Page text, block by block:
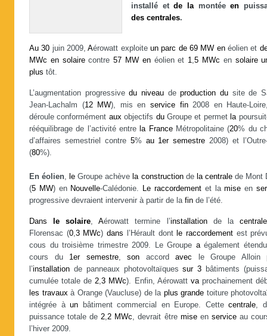
installé etde lamontéeen
des centrales.
Au 30 juin 2009,Aérowatt exploiteun parc de 69 MW enéolien et
MWc en solairecontre57 MW enéolien et 1,5 MWc en solaire
plus tôt.
L’augmentation progressivedu niveau deproduction du site de
Jean-Lachalm (12 MW), mis enservice fin2008 en Haute-
déroule conformément auxobjectifs duGroupe et permet la
rééquilibrage de l’activité entre la FranceMétropolitaine (20% du
d’affaires semestriel contre 5% au 1er semestre 2008) et
(80%).
En éolien, le Groupe achève la constructionde la centralede Mont
(5 MW) en Nouvelle-Calédonie. Le raccordement et lamise en
progressive devraient intervenir à partir de la fin de l’été.
Dans le solaire,Aérowatt termine l’installationde la centrale
Florensac (0,3 MWc)dans l’Hérault dont le raccordementest
cous du troisième trimestre 2009. Le Groupe aégalement
cours du 1er semestre, son accord avec le Groupe Alloin
l’installation de panneaux photovoltaïquessur 3 bâtiments
cumulée totale de2,3 MWc). Enfin, Aérowatt vaprochainement
les travauxà Orange (Vaucluse) de la plus grande toiture
intégrée àun bâtiment commercial en Europe. Cettecentrale,
puissance totale de2,2 MWc, devrait être miseen serviceau
l’hiver 2009.